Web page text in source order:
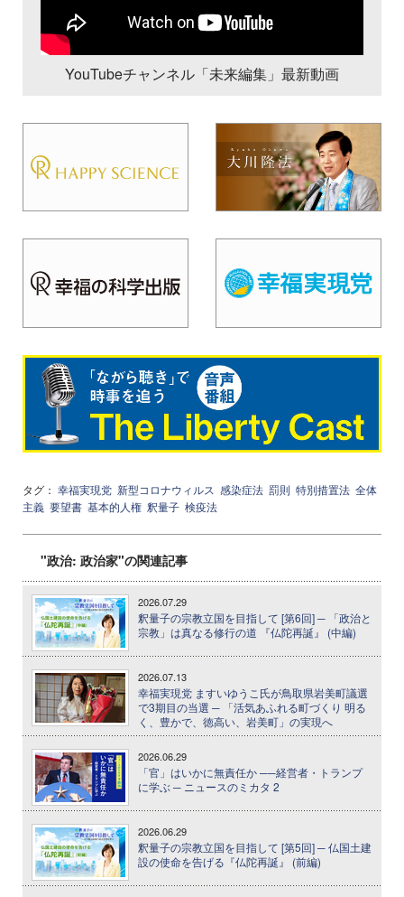
YouTubeチャンネル「未来編集」最新動画
タグ： 幸福実現党 新型コロナウィルス 感染症法 罰則 特別措置法 全体
主義 要望書 基本的人権 釈量子 検疫法
"政治: 政治家"の関連記事
2026.07.29
釈量子の宗教立国を目指して [第6回] ─ 「政治と
宗教」は真なる修行の道 『仏陀再誕』 (中編)
2026.07.13
幸福実現党 ますいゆうこ氏が鳥取県岩美町議選
で3期目の当選 ─ 「活気あふれる町づくり 明る
く、豊かで、徳高い、岩美町」の実現へ
2026.06.29
「官」はいかに無責任か ──経営者・トランプ
に学ぶ ─ ニュースのミカタ 2
2026.06.29
釈量子の宗教立国を目指して [第5回] ─ 仏国土建
設の使命を告げる『仏陀再誕』 (前編)